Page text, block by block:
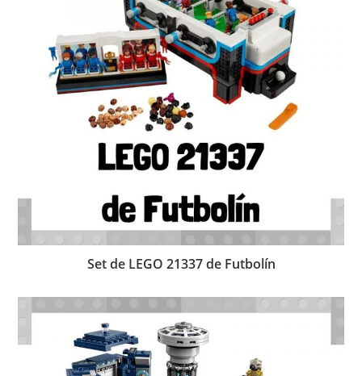
Set de LEGO 21337 de Futbolín